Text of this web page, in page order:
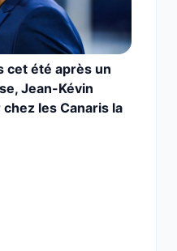
cet été après un
Jean-Kévin
les Canaris la